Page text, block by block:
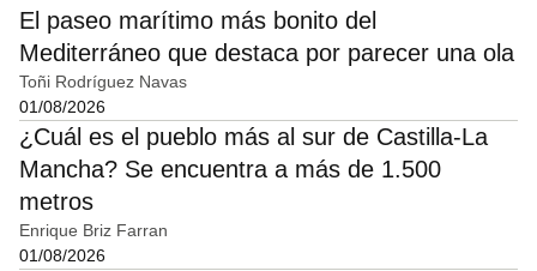
El paseo marítimo más bonito del
Mediterráneo que destaca por parecer una ola
Toñi Rodríguez Navas
01/08/2026
¿Cuál es el pueblo más al sur de Castilla-La
Mancha? Se encuentra a más de 1.500
metros
Enrique Briz Farran
01/08/2026